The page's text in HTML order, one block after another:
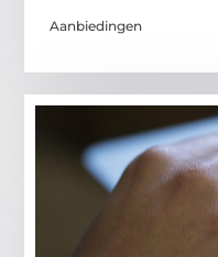
Aanbiedingen